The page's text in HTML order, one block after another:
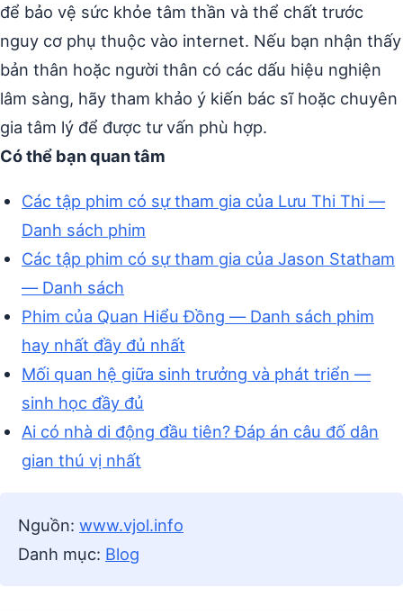
để bảo vệ sức khỏe tâm thần và thể chất trước
nguy cơ phụ thuộc vào internet. Nếu bạn nhận thấy
bản thân hoặc người thân có các dấu hiệu nghiện
lâm sàng, hãy tham khảo ý kiến bác sĩ hoặc chuyên
gia tâm lý để được tư vấn phù hợp.
Có thể bạn quan tâm
Các tập phim có sự tham gia của Lưu Thi Thi —
Danh sách phim
Các tập phim có sự tham gia của Jason Statham
— Danh sách
Phim của Quan Hiểu Đồng — Danh sách phim
hay nhất đầy đủ nhất
Mối quan hệ giữa sinh trưởng và phát triển —
sinh học đầy đủ
Ai có nhà di động đầu tiên? Đáp án câu đố dân
gian thú vị nhất
Nguồn: www.vjol.info
Danh mục: Blog